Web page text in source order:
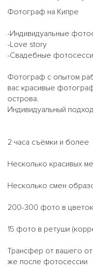
Фотограф на Кипре
-Индивидуальные
-Love story
-Свадебные
Фотограф с опытом
вас красивые
острова.
Индивидуальный
2 часа съёмки и более
Несколько красивых
Несколько смен
200-300 фото в
15 фото в ретуши
Трансфер от вашего
же после фотосессии